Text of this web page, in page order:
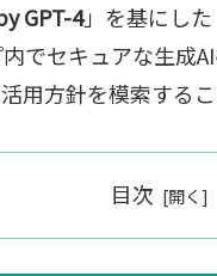
GPT-4」を基にし
でセキュアな生成
用方針を模索するこ
目次